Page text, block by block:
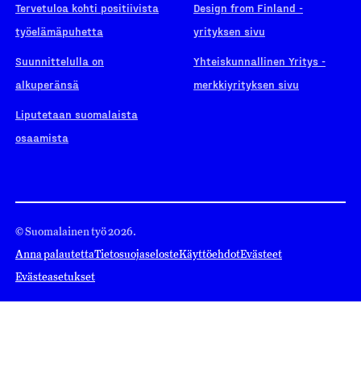
Tervetuloa kohti positiivista
työelämäpuhetta
Suunnittelulla on
alkuperänsä
Liputetaan suomalaista
osaamista
Design from Finland -
yrityksen sivu
Yhteiskunnallinen Yritys -
merkkiyrityksen sivu
© Suomalainen työ 2026.
Anna palautettaTietosuojaselosteKäyttöehdotEvästeet
Evästeasetukset